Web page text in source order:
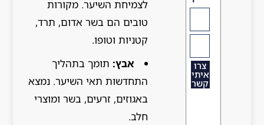
צרו
איתי
קשר
לצמיחת השיער. מקורות
טובים הם בשר אדום, תרד,
קטניות וטופו.
אבץ: תומך בתהליך
התחדשות תאי השיער. נמצא
באגוזים, זרעים, בשר ומוצרי
חלב.